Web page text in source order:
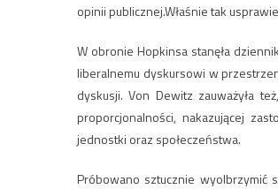
opinii publicznej.Właśnie tak
W obronie Hopkinsa stanęła
liberalnemu dyskursowi w
dyskusji. Von Dewitz zauważyła
proporcjonalności, nakazującej
jednostki oraz społeczeństwa.
Próbowano sztucznie wyolbrzymić